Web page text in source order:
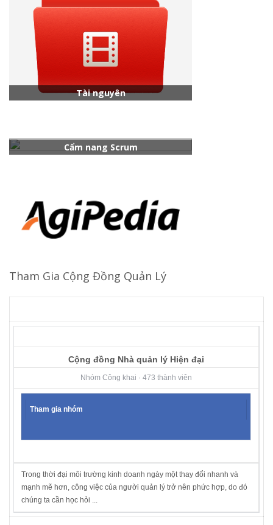
Tài nguyên
Cẩm nang Scrum
Tham Gia Cộng Đồng Quản Lý
Cộng đồng Nhà quản lý Hiện đại
Nhóm Công khai · 473 thành viên
Tham gia nhóm
Trong thời đại môi trường kinh doanh ngày một thay đổi nhanh và
mạnh mẽ hơn, công việc của người quản lý trở nên phức hợp, do đó
chúng ta cần học hỏi ...